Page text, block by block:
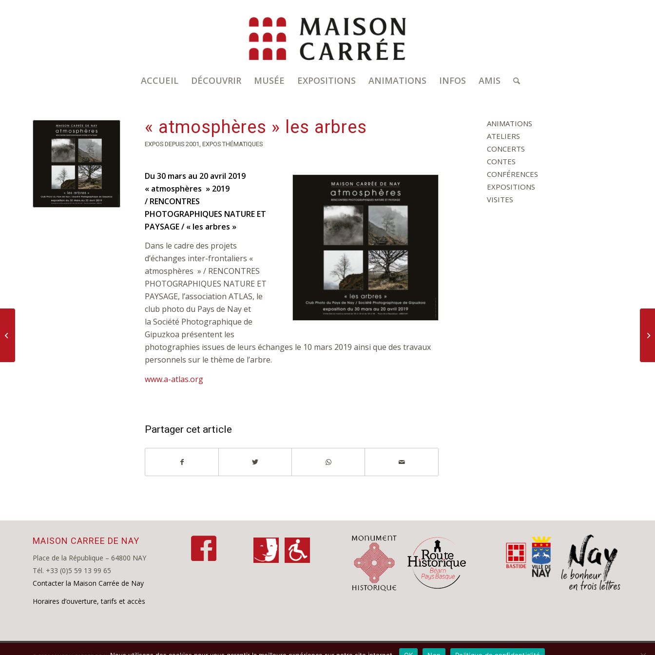
ACCUEIL DÉCOUVRIR MUSÉE EXPOSITIONS ANIMATIONS INFOS AMIS
« atmosphères » les arbres
EXPOS DEPUIS 2001, EXPOS THÉMATIQUES
Du 30 mars au 20 avril 2019
« atmosphères » 2019
/ RENCONTRES
PHOTOGRAPHIQUES NATURE ET
PAYSAGE / « les arbres »
Dans le cadre des projets
d’échanges inter-frontaliers «
atmosphères » / RENCONTRES
PHOTOGRAPHIQUES NATURE ET
PAYSAGE, l’association ATLAS, le
club photo du Pays de Nay et
la Société Photographique de
Gipuzkoa présentent les
photographies issues de leurs échanges le 10 mars 2019 ainsi que des travaux
personnels sur le thème de l’arbre.
www.a-atlas.org
Partager cet article
ANIMATIONS
ATELIERS
CONCERTS
CONTES
CONFÉRENCES
EXPOSITIONS
VISITES
MAISON CARREE DE NAY
Place de la République – 64800 NAY
Tél. +33 (0)5 59 13 99 65
Contacter la Maison Carrée de Nay
Horaires d’ouverture, tarifs et accès